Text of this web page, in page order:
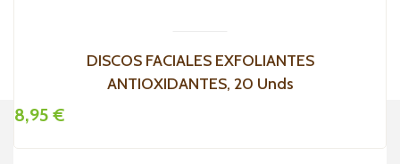
DISCOS FACIALES EXFOLIANTES
ANTIOXIDANTES, 20 Unds
8,95 €